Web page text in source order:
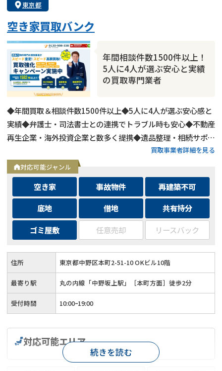
東京都
空き家買取バンク
年間相談件数1500件以上！
5人に4人が選ぶ安心と実績
の買取専門業者
◆年間買取＆相談件数1500件以上◆5人に4人が選ぶ安心感と
実績◆弁護士・司法書士との連携でトラブル時も安心◆不動産
再生企業・海外投資企業と数多く提携◆遺品整理・相続サポー
トも可能◆メールとLINEは24時間相談受付中買取事業者詳細を見る
対応可能ジャンル
空き家 事故物件
再建築不可
底地
借地
共有持分
ゴミ屋敷
任意売却 リースバック
住所 東京都中野区本町2-51-10 OKビル10階
最寄り駅 丸の内線「中野坂上駅」［本町方面］徒歩2分
受付時間 10:00ｰ19:00
対応可能エリア
続きを読む